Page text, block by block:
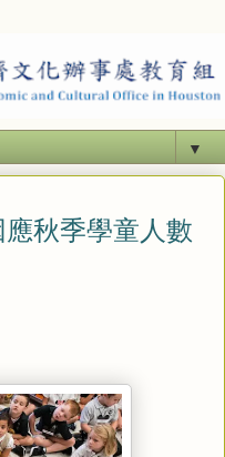
▼
秋季學童人數